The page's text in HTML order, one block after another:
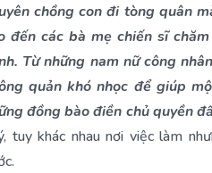
chồng con đi tòng quân
đến các bà mẹ chiến sĩ
Từ những nam nữ công
quản khó nhọc để giúp
đồng bào điền chủ quyền
tuy khác nhau nơi việc làm